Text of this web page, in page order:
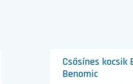
Csősínes kocsik
Benomic